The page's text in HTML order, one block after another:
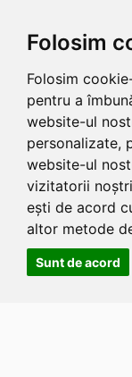
Folosim
Folosim
pentru a
website-ul
personalizate,
website-ul
vizitatorii
ești de acord
altor metode
Sunt de acord